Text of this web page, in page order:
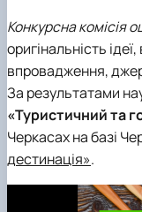
Конкурсна комісія
оригінальність
впровадження,
За результатами
«Туристичний та
Черкасах на базі
дестинація».